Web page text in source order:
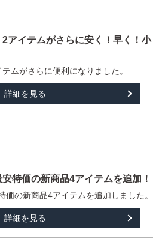
2アイテムがさらに安く！早く！小
ムがさらに便利になりました。
詳細を見る
特価の新商品4アイテムを追加！
価の新商品4アイテムを追加しました。
詳細を見る